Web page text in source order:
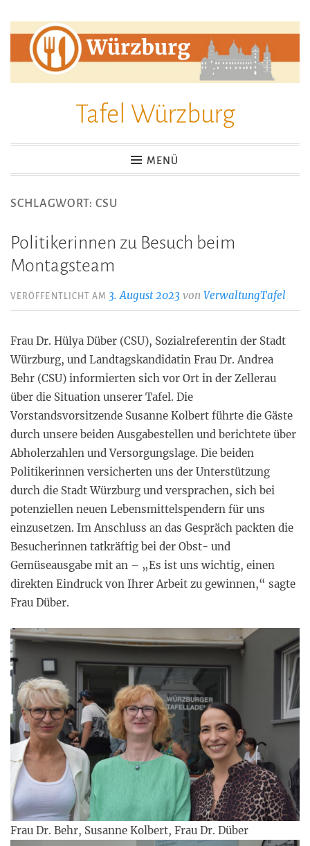
Inhalt
springen
Tafel Würzburg
MENÜ
SCHLAGWORT: CSU
Politikerinnen zu Besuch beim
Montagsteam
VERÖFFENTLICHT AM 3. August 2023 vonVerwaltungTafel
Frau Dr. Hülya Düber (CSU), Sozialreferentin der Stadt
Würzburg, und Landtagskandidatin Frau Dr. Andrea
Behr (CSU) informierten sich vor Ort in der Zellerau
über die Situation unserer Tafel. Die
Vorstandsvorsitzende Susanne Kolbert führte die Gäste
durch unsere beiden Ausgabestellen und berichtete über
Abholerzahlen und Versorgungslage. Die beiden
Politikerinnen versicherten uns der Unterstützung
durch die Stadt Würzburg und versprachen, sich bei
potenziellen neuen Lebensmittelspendern für uns
einzusetzen. Im Anschluss an das Gespräch packten die
Besucherinnen tatkräftig bei der Obst- und
Gemüseausgabe mit an – „Es ist uns wichtig, einen
direkten Eindruck von Ihrer Arbeit zu gewinnen,“ sagte
Frau Düber.
Frau Dr. Behr, Susanne Kolbert, Frau Dr. Düber